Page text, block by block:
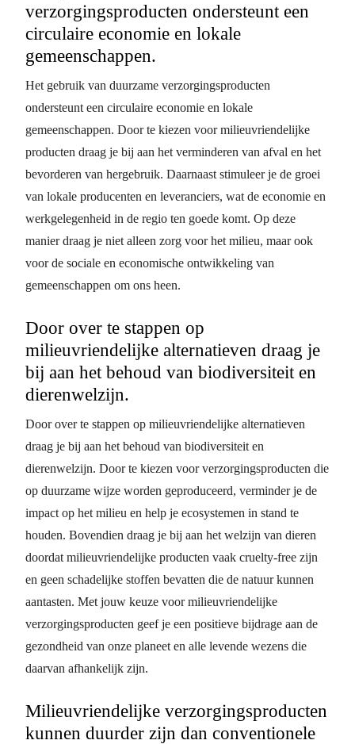
verzorgingsproducten ondersteunt een
circulaire economie en lokale
gemeenschappen.
Het gebruik van duurzame verzorgingsproducten
ondersteunt een circulaire economie en lokale
gemeenschappen. Door te kiezen voor milieuvriendelijke
producten draag je bij aan het verminderen van afval en het
bevorderen van hergebruik. Daarnaast stimuleer je de groei
van lokale producenten en leveranciers, wat de economie en
werkgelegenheid in de regio ten goede komt. Op deze
manier draag je niet alleen zorg voor het milieu, maar ook
voor de sociale en economische ontwikkeling van
gemeenschappen om ons heen.
Door over te stappen op
milieuvriendelijke alternatieven draag je
bij aan het behoud van biodiversiteit en
dierenwelzijn.
Door over te stappen op milieuvriendelijke alternatieven
draag je bij aan het behoud van biodiversiteit en
dierenwelzijn. Door te kiezen voor verzorgingsproducten die
op duurzame wijze worden geproduceerd, verminder je de
impact op het milieu en help je ecosystemen in stand te
houden. Bovendien draag je bij aan het welzijn van dieren
doordat milieuvriendelijke producten vaak cruelty-free zijn
en geen schadelijke stoffen bevatten die de natuur kunnen
aantasten. Met jouw keuze voor milieuvriendelijke
verzorgingsproducten geef je een positieve bijdrage aan de
gezondheid van onze planeet en alle levende wezens die
daarvan afhankelijk zijn.
Milieuvriendelijke verzorgingsproducten
kunnen duurder zijn dan conventionele